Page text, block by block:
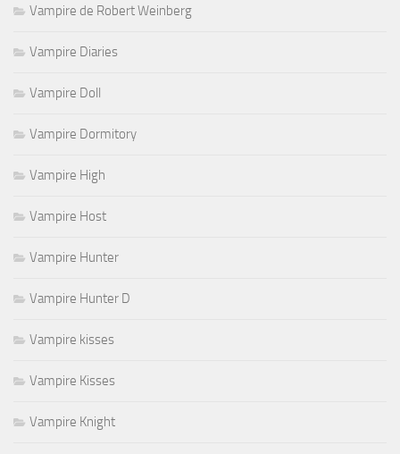
Vampire de Robert Weinberg
Vampire Diaries
Vampire Doll
Vampire Dormitory
Vampire High
Vampire Host
Vampire Hunter
Vampire Hunter D
Vampire kisses
Vampire Kisses
Vampire Knight